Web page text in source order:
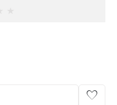
favorite